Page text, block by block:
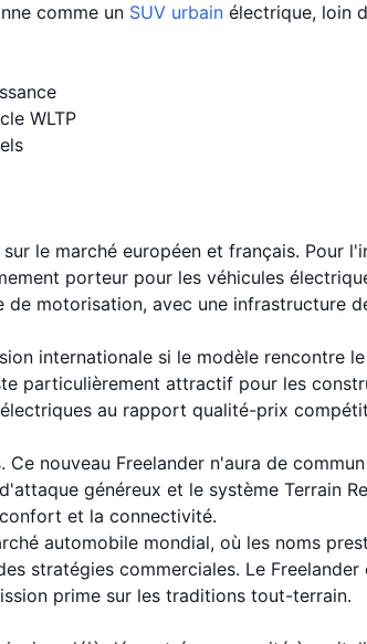
comme un SUV urbain électrique, loin
WLTP
le marché européen et français. Pour
porteur pour les véhicules
motorisation, avec une infrastructure
internationale si le modèle rencontre
particulièrement attractif pour les
au rapport qualité-prix
nouveau Freelander n'aura de
généreux et le système Terrain
et la connectivité.
automobile mondial, où les noms
stratégies commerciales. Le Freelander
prime sur les traditions tout-terrain.